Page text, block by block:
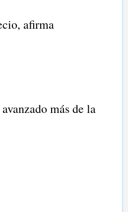
afirma
más de la